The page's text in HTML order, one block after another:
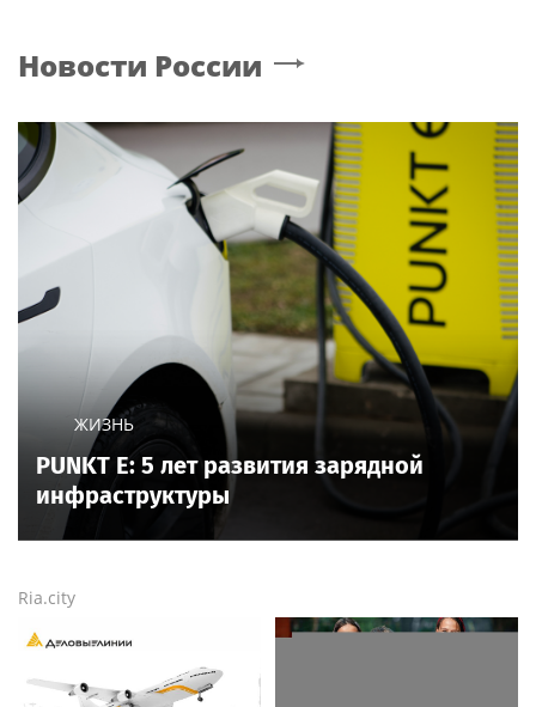
Новости России
ЖИЗНЬ
PUNKT E: 5 лет развития зарядной
инфраструктуры
Ria.city